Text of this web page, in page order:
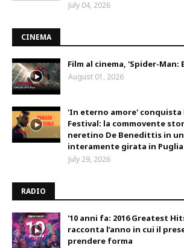
July 04, 2026
CINEMA
Film al cinema, 'Spider-Man:
August 01, 2026
'In eterno amore' conquista
Festival: la commovente
neretino De Benedittis in
interamente girata in Puglia
July 29, 2026
RADIO
'10 anni fa: 2016 Greatest
racconta l’anno in cui il
prendere forma